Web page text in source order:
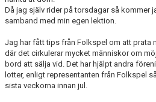
Då jag själv rider på torsdagar så kommer
samband med min egen lektion.
Jag har fått tips från Folkspel om att prata
där det cirkulerar mycket människor om
bord att sälja vid. Det har hjälpt andra
lotter, enligt representanten från Folkspel
sista veckorna innan jul.